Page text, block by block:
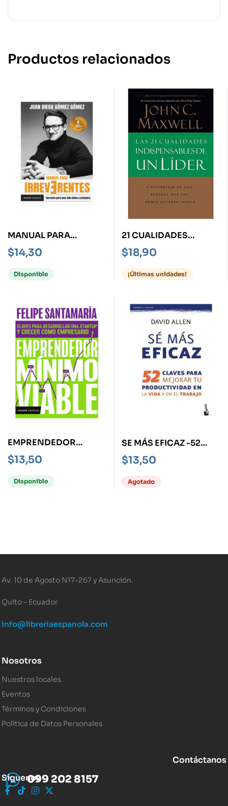
Productos relacionados
MANUAL PARA
IRREVERENTES -
SECRETOS PARA UNA
VIDA ÚNICA Y
$14,30
Disponible
21 CUALIDADES
INDISPENSABLES DE
UN LIDER
$18,90
¡Últimas unidades!
EMPRENDEDOR
MÍNIMO VIABLE
$13,50
Disponible
SE MÁS EFICAZ -52
CLAVES PARA
MEJORAR TU
PRODUCTIVIDAD EN
$13,50
Agotado
Av. 10 de Agosto N17-267 y Asunción.
Quito – Ecuador
info@libreriaespanola.com
Nosotros
Nuestros locales
Eventos
Términos y Condiciones
Política de Datos Personales
Contáctanos
099 202 8157
Síguenos